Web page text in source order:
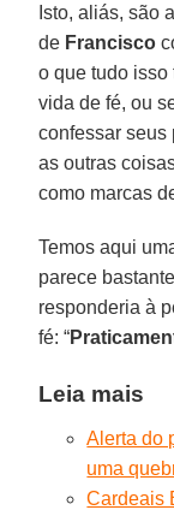
Isto, aliás, são
de Francisco
o que tudo isso
vida de fé, ou
confessar seus
as outras
como marcas
Temos aqui
parece
responderia à
fé: “
Leia mais
Alerta do
uma
Cardeais